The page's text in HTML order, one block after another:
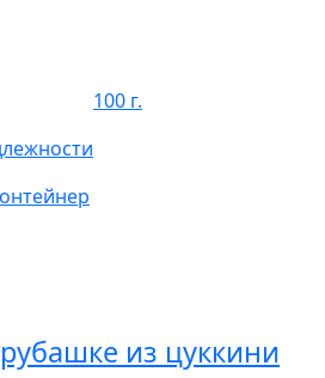
100 г.
из цуккини